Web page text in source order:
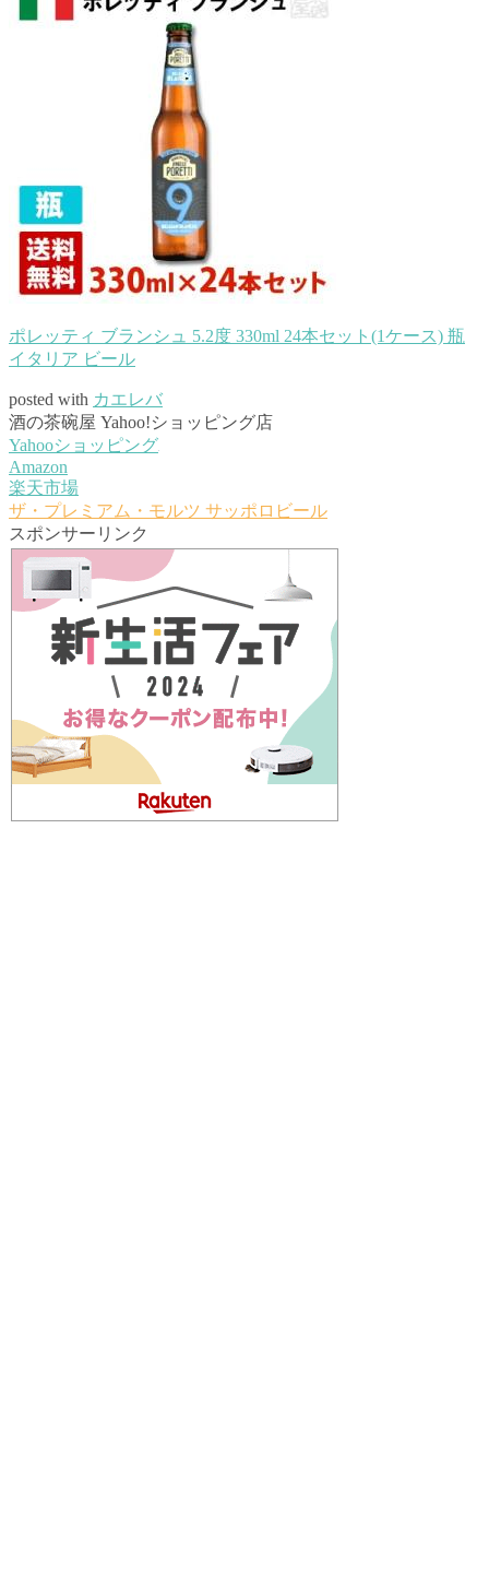
ポレッティ ブランシュ 5.2度 330ml 24本セット(1ケース) 瓶
イタリア ビール
posted with カエレバ
酒の茶碗屋 Yahoo!ショッピング店
Yahooショッピング
Amazon
楽天市場
ザ・プレミアム・モルツ サッポロビール
スポンサーリンク